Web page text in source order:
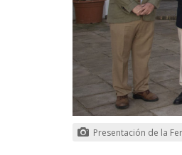
Presentación de la